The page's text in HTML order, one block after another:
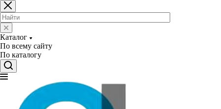
Каталог
По всему сайту
По каталогу